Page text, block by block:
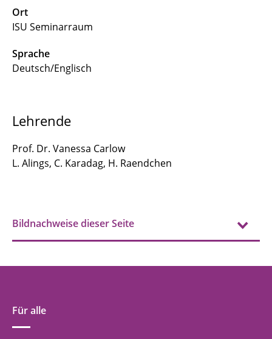
Ort
ISU Seminarraum
Sprache
Deutsch/Englisch
Lehrende
Prof. Dr. Vanessa Carlow
L. Alings, C. Karadag, H. Raendchen
Bildnachweise dieser Seite
Für alle